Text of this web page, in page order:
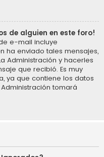
de alguien en este foro!
e-mail incluye
ha enviado tales mensajes,
Administración y hacerles
que recibió. Es muy
ya que contiene los datos
tomará